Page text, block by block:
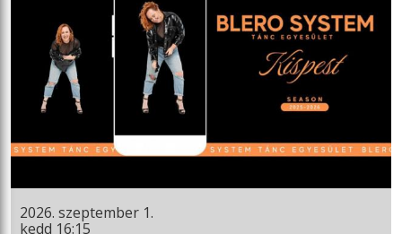
2026. szeptember 1.
kedd 16:15